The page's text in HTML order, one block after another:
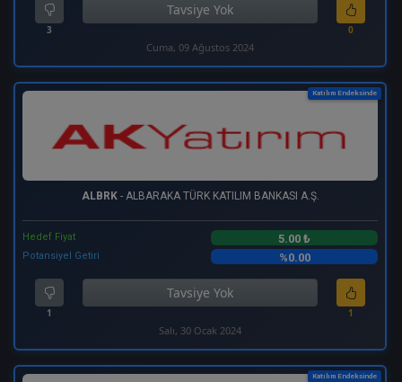
3
Tavsiye Yok
0
Cuma, 09 Ağustos 2024
Katılım Endeksinde
ALBRK- ALBARAKA TÜRK KATILIM BANKASI A.Ş.
Hedef Fiyat 5.00 ₺
Potansiyel Getiri %0.00
1
Tavsiye Yok
1
Salı, 30 Ocak 2024
Katılım Endeksinde